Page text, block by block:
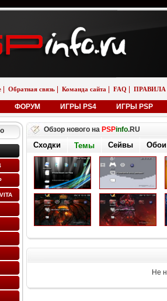
Обратная связь Команда сайта FAQ ПРАВИЛА
ФОРУМ ИГРЫ PS4 ИГРЫ PSP
Обзор нового на PSPinfo.RU
Сходки Темы Сейвы Обои
Не